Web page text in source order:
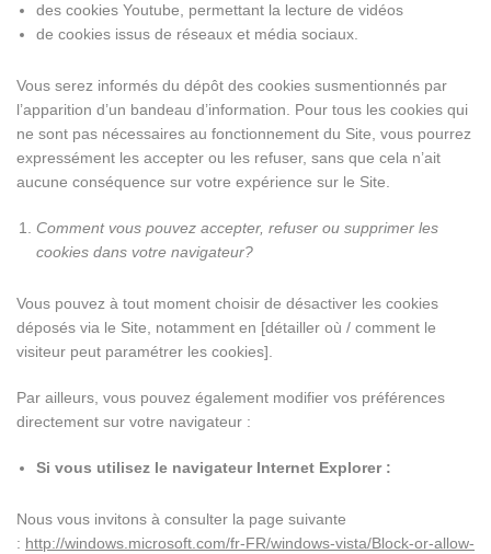
des cookies Youtube, permettant la lecture de vidéos
de cookies issus de réseaux et média sociaux.
Vous serez informés du dépôt des cookies susmentionnés par
l’apparition d’un bandeau d’information. Pour tous les cookies qui
ne sont pas nécessaires au fonctionnement du Site, vous pourrez
expressément les accepter ou les refuser, sans que cela n’ait
aucune conséquence sur votre expérience sur le Site.
Comment vous pouvez accepter, refuser ou supprimer les
cookies dans votre navigateur?
Vous pouvez à tout moment choisir de désactiver les cookies
déposés via le Site, notamment en [détailler où / comment le
visiteur peut paramétrer les cookies].
Par ailleurs, vous pouvez également modifier vos préférences
directement sur votre navigateur :
Si vous utilisez le navigateur Internet Explorer :
Nous vous invitons à consulter la page suivante
: http://windows.microsoft.com/fr-FR/windows-vista/Block-or-allow-